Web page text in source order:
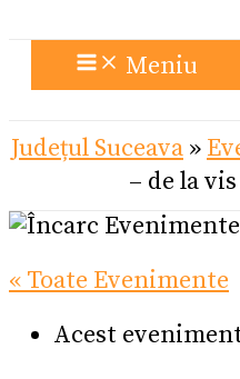
Meniu
Județul Suceava »
– de la
« Toate Evenimente
Acest